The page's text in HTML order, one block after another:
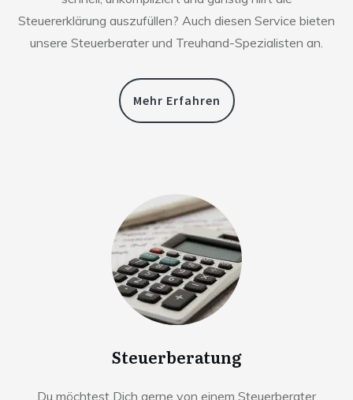
Steuererklärung auszufüllen? Auch diesen Service bieten
unsere Steuerberater und Treuhand-Spezialisten an.
Mehr Erfahren
Steuerberatung
Du möchtest Dich gerne von einem Steuerberater